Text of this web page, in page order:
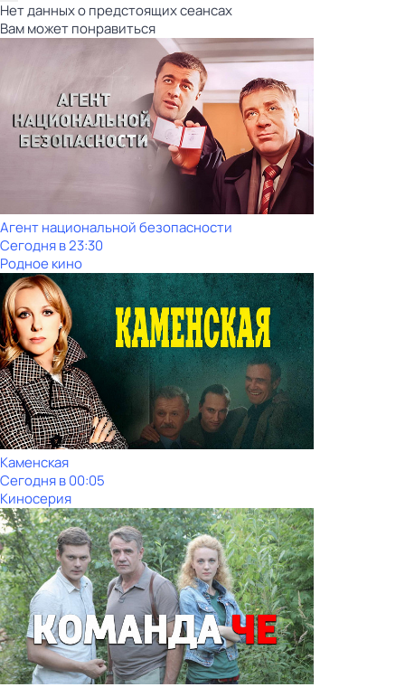
Нет данных о предстоящих сеансах
Вам может понравиться
Агент национальной безопасности
Сегодня в 23:30
Родное кино
Каменская
Сегодня в 00:05
Киносерия